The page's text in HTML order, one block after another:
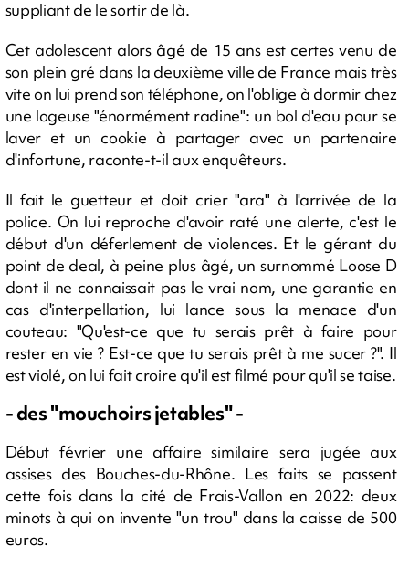
suppliant de le sortir de là.
Cet adolescent alors âgé de 15 ans est certes venu de
son plein gré dans la deuxième ville de France mais très
vite on lui prend son téléphone, on l'oblige à dormir chez
une logeuse "énormément radine": un bol d'eau pour se
laver et un cookie à partager avec un partenaire
d'infortune, raconte-t-il aux enquêteurs.
Il fait le guetteur et doit crier "ara" à l'arrivée de la
police. On lui reproche d'avoir raté une alerte, c'est le
début d'un déferlement de violences. Et le gérant du
point de deal, à peine plus âgé, un surnommé Loose D
dont il ne connaissait pas le vrai nom, une garantie en
cas d'interpellation, lui lance sous la menace d'un
couteau: "Qu'est-ce que tu serais prêt à faire pour
rester en vie ? Est-ce que tu serais prêt à me sucer ?". Il
est violé, on lui fait croire qu'il est filmé pour qu'il se taise.
- des "mouchoirs jetables" -
Début février une affaire similaire sera jugée aux
assises des Bouches-du-Rhône. Les faits se passent
cette fois dans la cité de Frais-Vallon en 2022: deux
minots à qui on invente "un trou" dans la caisse de 500
euros.